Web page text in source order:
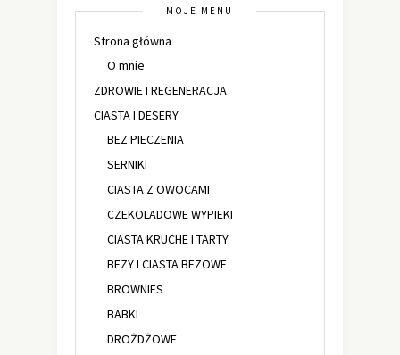
MOJE MENU
Strona główna
O mnie
ZDROWIE I REGENERACJA
CIASTA I DESERY
BEZ PIECZENIA
SERNIKI
CIASTA Z OWOCAMI
CZEKOLADOWE WYPIEKI
CIASTA KRUCHE I TARTY
BEZY I CIASTA BEZOWE
BROWNIES
BABKI
DROŻDŻOWE